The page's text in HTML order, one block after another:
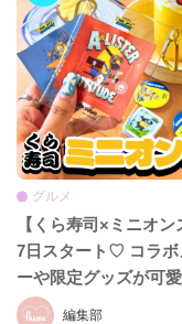
編集部
グルメ
【くら寿司×ミニオン
7日スタート♡ コラボ
ーや限定グッズが可
る！